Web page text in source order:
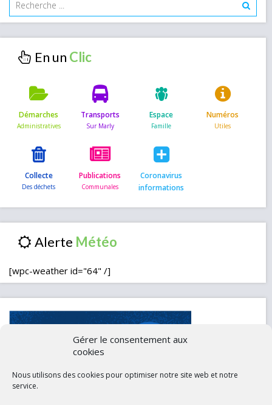
Gérer le consentement aux
cookies
Nous utilisons des cookies pour optimiser notre site web et notre
service.
En un
Démarches Transports Espace Numéros
Collecte Publications
Coronavirus
informations
Alerte
[wpc-weather id="64" /]